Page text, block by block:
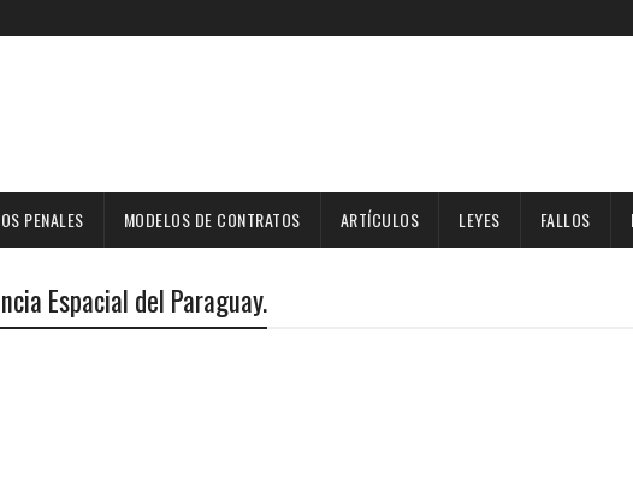
PENALES MODELOS DE CONTRATOS ARTÍCULOS LEYES FALLOS
Espacial del Paraguay.